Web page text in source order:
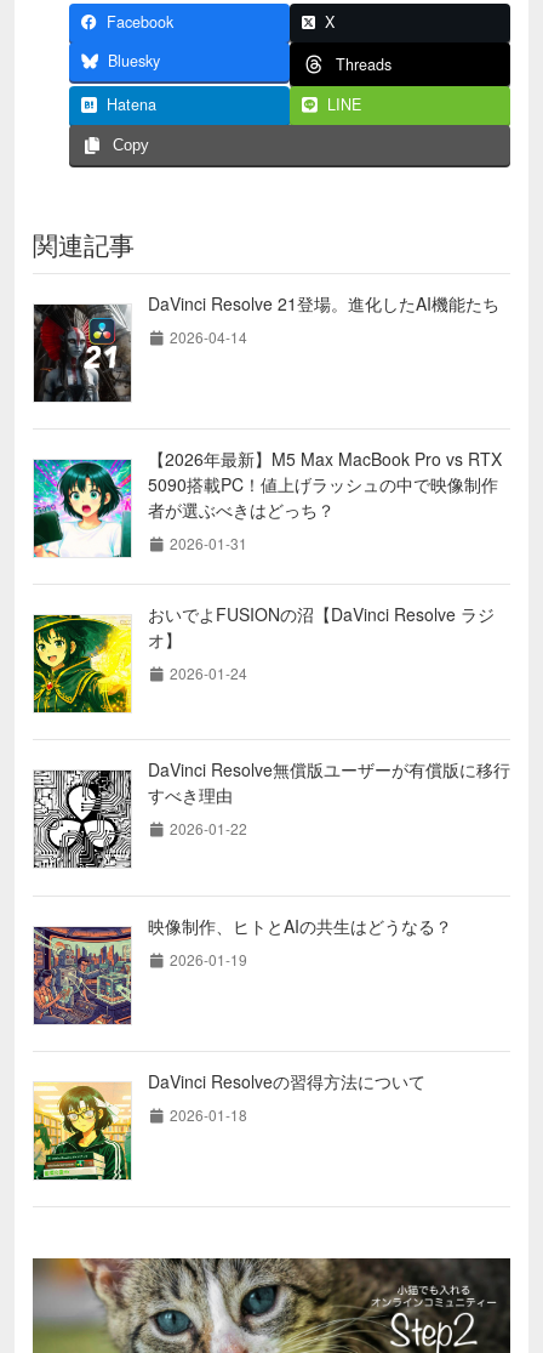
Facebook
X
Bluesky
Threads
Hatena
LINE
Copy
関連記事
DaVinci Resolve 21登場。進化したAI機能たち
2026-04-14
【2026年最新】M5 Max MacBook Pro vs RTX
5090搭載PC！値上げラッシュの中で映像制作
者が選ぶべきはどっち？
2026-01-31
おいでよFUSIONの沼【DaVinci Resolve ラジ
オ】
2026-01-24
DaVinci Resolve無償版ユーザーが有償版に移行
すべき理由
2026-01-22
映像制作、ヒトとAIの共生はどうなる？
2026-01-19
DaVinci Resolveの習得方法について
2026-01-18